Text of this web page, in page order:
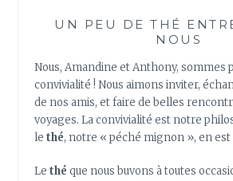
!
UN PEU DE THÉ
NOUS
Nous, Amandine et Anthony, sommes
convivialité ! Nous aimons inviter,
de nos amis, et faire de belles
voyages. La convivialité est notre
lethé, notre « péché mignon », en est
Lethé que nous buvons à toutes